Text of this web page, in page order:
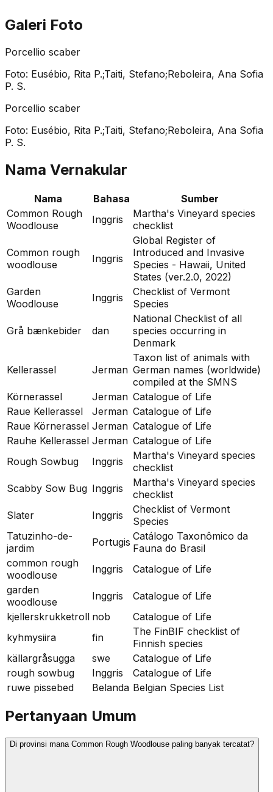
Galeri Foto
Porcellio scaber
Foto: Eusébio, Rita P.;Taiti, Stefano;Reboleira, Ana Sofia
P. S.
Porcellio scaber
Foto: Eusébio, Rita P.;Taiti, Stefano;Reboleira, Ana Sofia
P. S.
Nama Vernakular
Nama Bahasa
Sumber
Common Rough
Woodlouse
Inggris
Martha's Vineyard species
checklist
Common rough
woodlouse
Inggris
Global Register of
Introduced and Invasive
Species - Hawaii, United
States (ver.2.0, 2022)
Garden
Woodlouse
Inggris
Checklist of Vermont
Species
Grå bænkebider dan
National Checklist of all
species occurring in
Denmark
Kellerassel Jerman
Taxon list of animals with
German names (worldwide)
compiled at the SMNS
Körnerassel
Jerman Catalogue of Life
Raue Kellerassel
Jerman Catalogue of Life
Raue Körnerassel Jerman Catalogue of Life
Rauhe Kellerassel Jerman Catalogue of Life
Rough Sowbug
Inggris
Martha's Vineyard species
checklist
Scabby Sow Bug Inggris
Martha's Vineyard species
checklist
Slater
Inggris
Checklist of Vermont
Species
Tatuzinho-de-
jardim
Portugis Catálogo Taxonômico da
Fauna do Brasil
common rough
woodlouse
Inggris
Catalogue of Life
garden
woodlouse
Inggris
Catalogue of Life
kjellerskrukketroll nob
Catalogue of Life
kyhmysiira
fin
The FinBIF checklist of
Finnish species
källargråsugga
swe
Catalogue of Life
rough sowbug
Inggris
Catalogue of Life
ruwe pissebed
Belanda Belgian Species List
Pertanyaan Umum
Di provinsi mana Common Rough Woodlouse paling banyak tercatat?